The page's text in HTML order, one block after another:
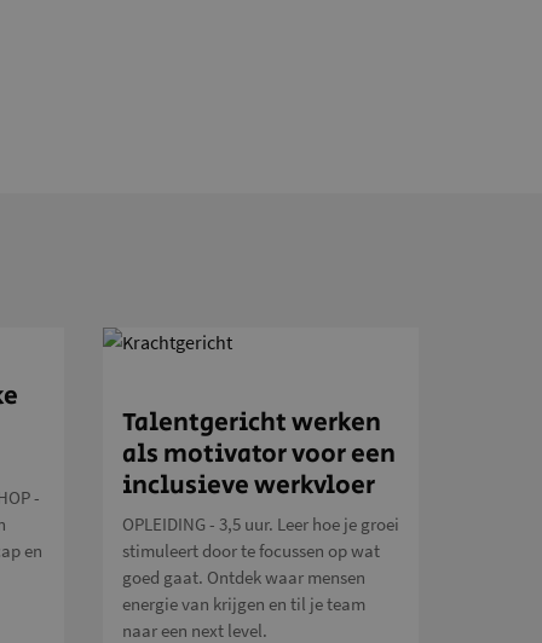
-
en
Talentgericht werken
als motivator voor een
inclusieve werkvloer
OPLEIDING - 3,5 uur. Leer hoe je groei
stimuleert door te focussen op wat
goed gaat. Ontdek waar mensen
energie van krijgen en til je team
naar een next level.